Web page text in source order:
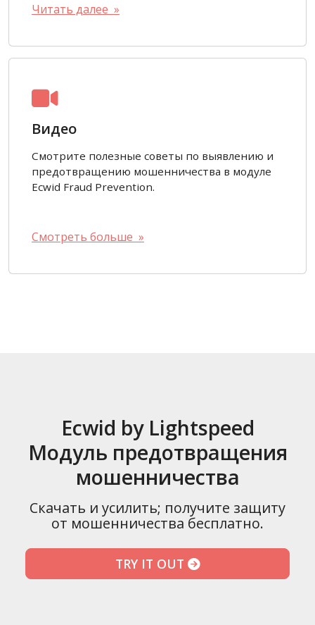
Читать далее »
Видео
Смотрите полезные советы по выявлению и
предотвращению мошенничества в модуле
Ecwid Fraud Prevention.
Смотреть больше »
Ecwid by Lightspeed
Модуль предотвращения
мошенничества
Скачать и усилить; получите защиту
от мошенничества бесплатно.
TRY IT OUT